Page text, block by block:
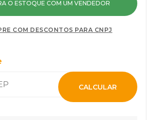
O ESTOQUE COM UM VENDEDOR
COM DESCONTOS PARA CNPJ
CALCULAR